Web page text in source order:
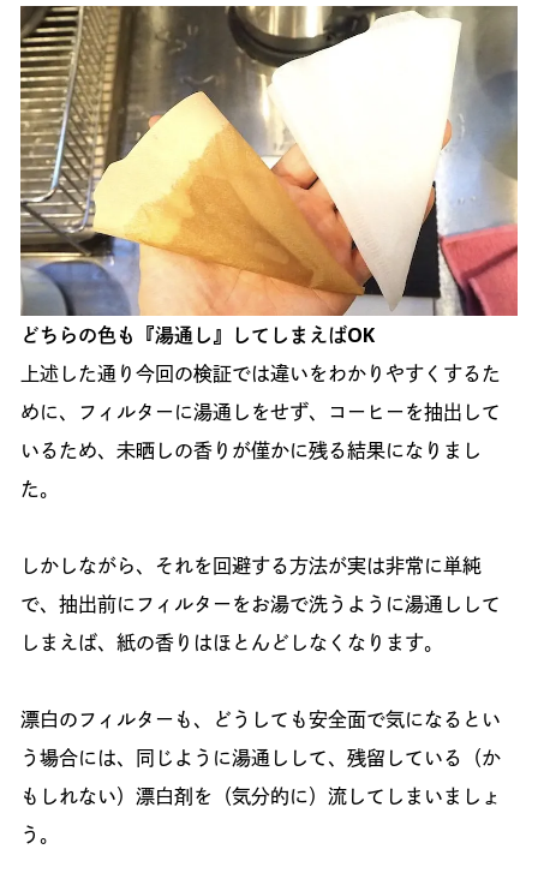
どちらの色も『湯通し』してしまえばOK
上述した通り今回の検証では違いをわかりやすくするた
めに、フィルターに湯通しをせず、コーヒーを抽出して
いるため、未晒しの香りが僅かに残る結果になりまし
た。
しかしながら、それを回避する方法が実は非常に単純
で、抽出前にフィルターをお湯で洗うように湯通しして
しまえば、紙の香りはほとんどしなくなります。
漂白のフィルターも、どうしても安全面で気になるとい
う場合には、同じように湯通しして、残留している（か
もしれない）漂白剤を（気分的に）流してしまいましょ
う。